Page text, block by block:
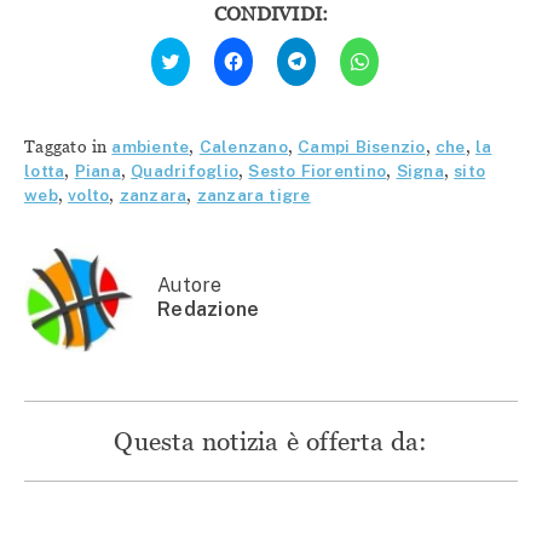
CONDIVIDI:
Fai
clic
qui
Twitter
(Si
apre
in
una
Fai
clic
per
condividere
(Si
apre
in
una
nuova
Fai
clic
per
condividere
(Si
apre
in
una
nuova
Fai
clic
per
(Si
apre
in
una
Taggato in ambiente, Calenzano, Campi Bisenzio, che, la
lotta, Piana, Quadrifoglio,Sesto Fiorentino, Signa, sito
web,volto, zanzara, zanzara tigre
Autore
Redazione
Questa notizia è offerta da: